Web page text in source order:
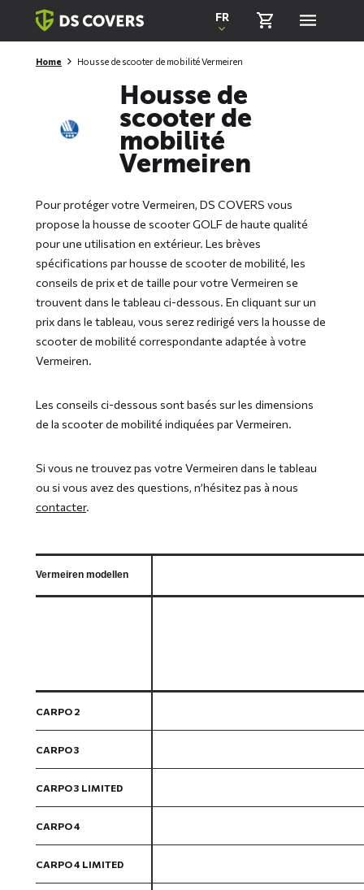
Skiplinks
FR
Home Housse de scooter de mobilité Vermeiren
Housse de
scooter de
mobilité
Vermeiren
Pour protéger votre Vermeiren, DS COVERS vous
propose la housse de scooter GOLF de haute qualité
pour une utilisation en extérieur. Les brèves
spécifications par housse de scooter de mobilité, les
conseils de prix et de taille pour votre Vermeiren se
trouvent dans le tableau ci-dessous. En cliquant sur un
prix dans le tableau, vous serez redirigé vers la housse de
scooter de mobilité correspondante adaptée à votre
Vermeiren.
Les conseils ci-dessous sont basés sur les dimensions
de la scooter de mobilité indiquées par Vermeiren.
Si vous ne trouvez pas votre Vermeiren dans le tableau
ou si vous avez des questions, n’hésitez pas à nous
contacter.
Vermeiren modellen
CARPO 2
CARPO 3
CARPO 3 LIMITED
CARPO 4
CARPO 4 LIMITED